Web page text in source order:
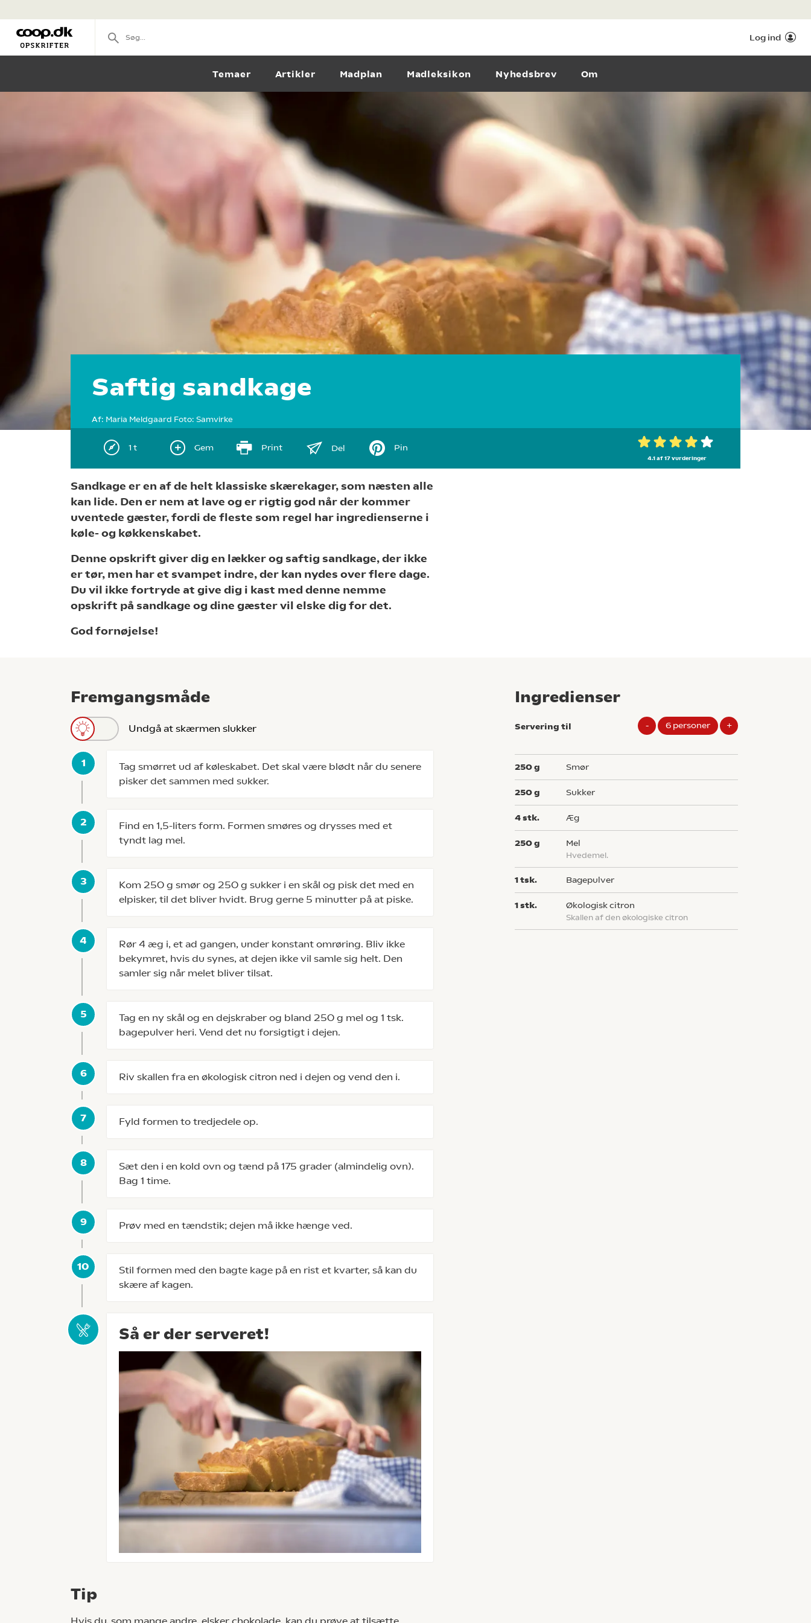
Log ind
Temaer Artikler Madplan Madleksikon Nyhedsbrev Om
Saftig sandkage
Af: Maria Meldgaard Foto: Samvirke
1 t Gem Print Del Pin
4.1 af 17 vurderinger
Sandkage er en af de helt klassiske skærekager, som næsten alle
kan lide. Den er nem at lave og er rigtig god når der kommer
uventede gæster, fordi de fleste som regel har ingredienserne i
køle- og køkkenskabet.
Denne opskrift giver dig en lækker og saftig sandkage, der ikke
er tør, men har et svampet indre, der kan nydes over flere dage.
Du vil ikke fortryde at give dig i kast med denne nemme
opskrift på sandkage og dine gæster vil elske dig for det.
God fornøjelse!
Fremgangsmåde
Undgå at skærmen slukker
Tag smørret ud af køleskabet. Det skal være blødt når du senere
pisker det sammen med sukker.
Find en 1,5-liters form. Formen smøres og drysses med et
tyndt lag mel.
Kom 250 g smør og 250 g sukker i en skål og pisk det med en
elpisker, til det bliver hvidt. Brug gerne 5 minutter på at piske.
Rør 4 æg i, et ad gangen, under konstant omrøring. Bliv ikke
bekymret, hvis du synes, at dejen ikke vil samle sig helt. Den
samler sig når melet bliver tilsat.
Tag en ny skål og en dejskraber og bland 250 g mel og 1 tsk.
bagepulver heri. Vend det nu forsigtigt i dejen.
Riv skallen fra en økologisk citron ned i dejen og vend den i.
Fyld formen to tredjedele op.
Sæt den i en kold ovn og tænd på 175 grader (almindelig ovn).
Bag 1 time.
Prøv med en tændstik; dejen må ikke hænge ved.
Stil formen med den bagte kage på en rist et kvarter, så kan du
skære af kagen.
Så er der serveret!
Tip
Ingredienser
Servering til - 6 personer +
250g smør
250g sukker
4stk. æg
250g mel
Hvedemel.
1tsk. bagepulver
1stk. økologisk citron
Skallen af den økologiske citron